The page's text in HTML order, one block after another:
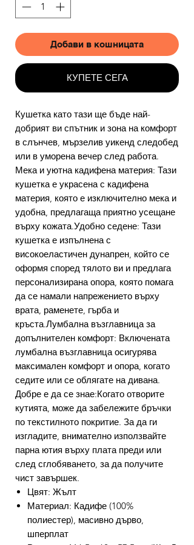
Добави в кошницата
КУПЕТЕ СЕГА
Кушетка като тази ще бъде най-
добрият ви спътник и зона на комфорт
в слънчев, мързелив уикенд следобед
или в уморена вечер след работа.
Мека и уютна кадифена материя: Тази
кушетка е украсена с кадифена
материя, която е изключително мека и
удобна, предлагаща приятно усещане
върху кожата.Удобно седене: Тази
кушетка е изпълнена с
високоеластичен дунапрен, който се
оформя според тялото ви и предлага
персонализирана опора, която помага
да се намали напрежението върху
врата, раменете, гърба и
кръста.Лумбална възглавница за
допълнителен комфорт: Включената
лумбална възглавница осигурява
максимален комфорт и опора, когато
седите или се облягате на дивана.
Добре е да се знае:Когато отворите
кутията, може да забележите бръчки
по текстилното покритие. За да ги
изгладите, внимателно използвайте
парна ютия върху плата преди или
след сглобяването, за да получите
чист завършек.
Цвят: Жълт
Материал: Кадифе (100%
полиестер), масивно дърво,
шперплат